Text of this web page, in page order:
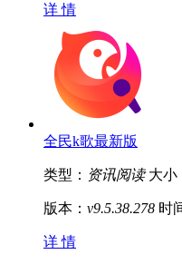
详 情
全民k歌最新版
类型： 资讯阅读 大小
版本： v9.5.38.278 时
详 情